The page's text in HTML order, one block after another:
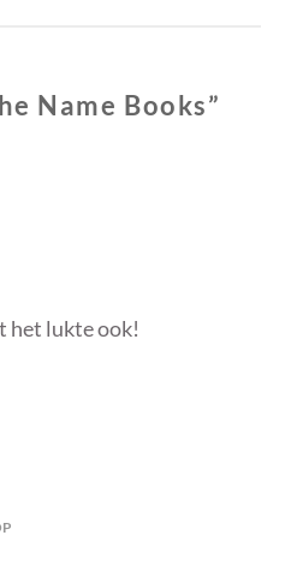
Name Books”
het lukte ook!